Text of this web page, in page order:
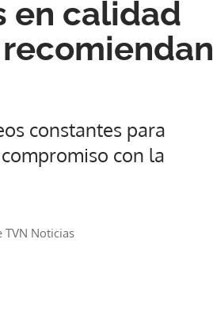
en calidad
constantes para
con la
TVN Noticias